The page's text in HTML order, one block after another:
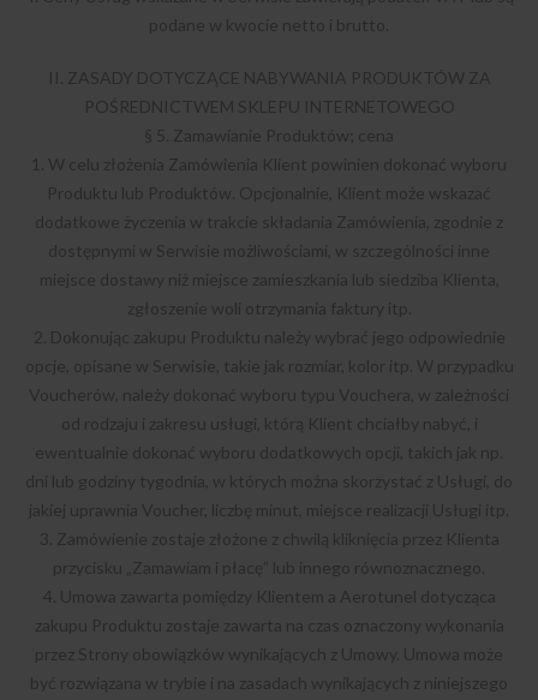
podane w kwocie netto i brutto.
II. ZASADY DOTYCZĄCE NABYWANIA PRODUKTÓW ZA
POŚREDNICTWEM SKLEPU INTERNETOWEGO
§ 5. Zamawianie Produktów; cena
1. W celu złożenia Zamówienia Klient powinien dokonać wyboru
Produktu lub Produktów. Opcjonalnie, Klient może wskazać
dodatkowe życzenia w trakcie składania Zamówienia, zgodnie z
dostępnymi w Serwisie możliwościami, w szczególności inne
miejsce dostawy niż miejsce zamieszkania lub siedziba Klienta,
zgłoszenie woli otrzymania faktury itp.
2. Dokonując zakupu Produktu należy wybrać jego odpowiednie
opcje, opisane w Serwisie, takie jak rozmiar, kolor itp. W przypadku
Voucherów, należy dokonać wyboru typu Vouchera, w zależności
od rodzaju i zakresu usługi, którą Klient chciałby nabyć, i
ewentualnie dokonać wyboru dodatkowych opcji, takich jak np.
dni lub godziny tygodnia, w których można skorzystać z Usługi, do
jakiej uprawnia Voucher, liczbę minut, miejsce realizacji Usługi itp.
3. Zamówienie zostaje złożone z chwilą kliknięcia przez Klienta
przycisku „Zamawiam i płacę” lub innego równoznacznego.
4. Umowa zawarta pomiędzy Klientem a Aerotunel dotycząca
zakupu Produktu zostaje zawarta na czas oznaczony wykonania
przez Strony obowiązków wynikających z Umowy. Umowa może
być rozwiązana w trybie i na zasadach wynikających z niniejszego